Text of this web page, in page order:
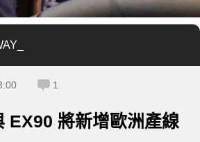
1
EX90 將新增歐洲產線